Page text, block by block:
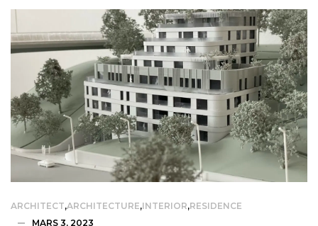
ARCHITECT,ARCHITECTURE,INTERIOR,RESIDENCE
MARS 3, 2023